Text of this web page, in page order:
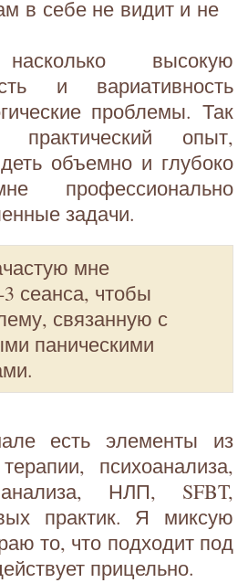
в себе не видит и не
высокую
и вариативность
проблемы. Так
опыт,
объемно и глубоко
профессионально
задачи.
мне
сеанса, чтобы
связанную с
паническими
есть элементы из
психоанализа,
анализа, НЛП, SFBT,
практик. Я миксую
то, что подходит под
прицельно.